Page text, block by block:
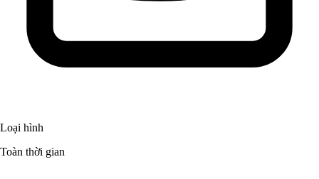
Loại hình
Toàn thời gian